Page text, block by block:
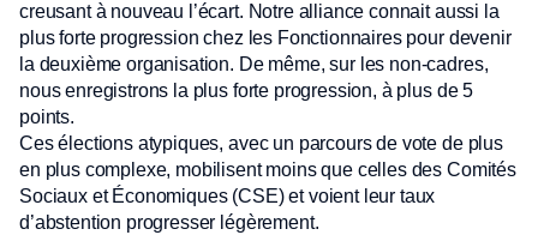
creusant à nouveau l’écart. Notre alliance connait aussi la
plus forte progression chez les Fonctionnaires pour devenir
la deuxième organisation. De même, sur les non-cadres,
nous enregistrons la plus forte progression, à plus de 5
points.
Ces élections atypiques, avec un parcours de vote de plus
en plus complexe, mobilisent moins que celles des Comités
Sociaux et Économiques (CSE) et voient leur taux
d’abstention progresser légèrement.